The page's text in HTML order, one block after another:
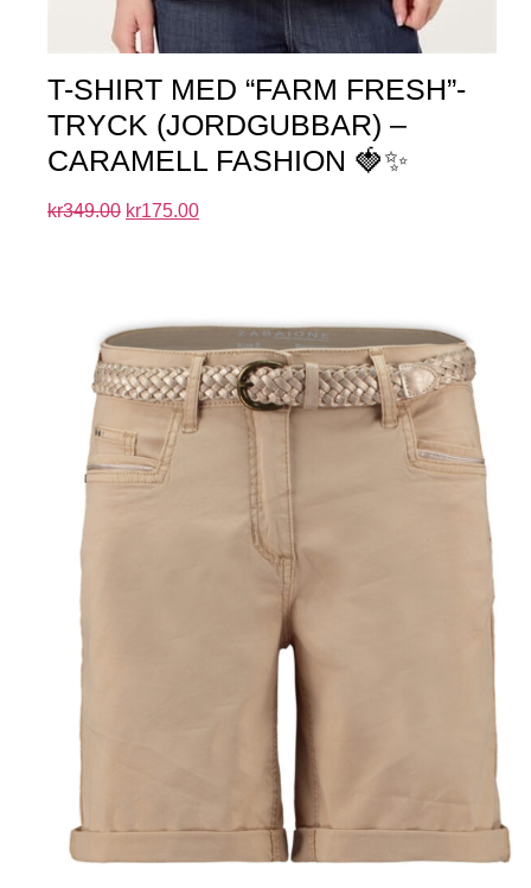
T-SHIRT MED “FARM FRESH”-
TRYCK (JORDGUBBAR) –
CARAMELL FASHION 🍓✨
kr349.00 kr175.00